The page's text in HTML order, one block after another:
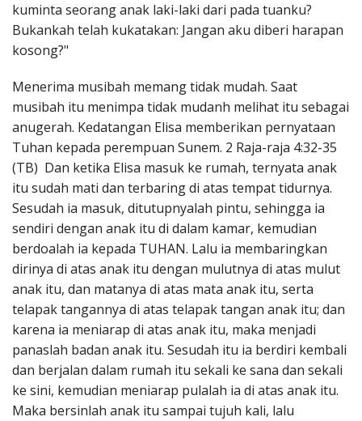
kuminta seorang anak laki-laki dari pada tuanku?
Bukankah telah kukatakan: Jangan aku diberi harapan
kosong?"
Menerima musibah memang tidak mudah. Saat
musibah itu menimpa tidak mudanh melihat itu sebagai
anugerah. Kedatangan Elisa memberikan pernyataan
Tuhan kepada perempuan Sunem. 2 Raja-raja 4:32-35
(TB) Dan ketika Elisa masuk ke rumah, ternyata anak
itu sudah mati dan terbaring di atas tempat tidurnya.
Sesudah ia masuk, ditutupnyalah pintu, sehingga ia
sendiri dengan anak itu di dalam kamar, kemudian
berdoalah ia kepada TUHAN. Lalu ia membaringkan
dirinya di atas anak itu dengan mulutnya di atas mulut
anak itu, dan matanya di atas mata anak itu, serta
telapak tangannya di atas telapak tangan anak itu; dan
karena ia meniarap di atas anak itu, maka menjadi
panaslah badan anak itu. Sesudah itu ia berdiri kembali
dan berjalan dalam rumah itu sekali ke sana dan sekali
ke sini, kemudian meniarap pulalah ia di atas anak itu.
Maka bersinlah anak itu sampai tujuh kali, lalu